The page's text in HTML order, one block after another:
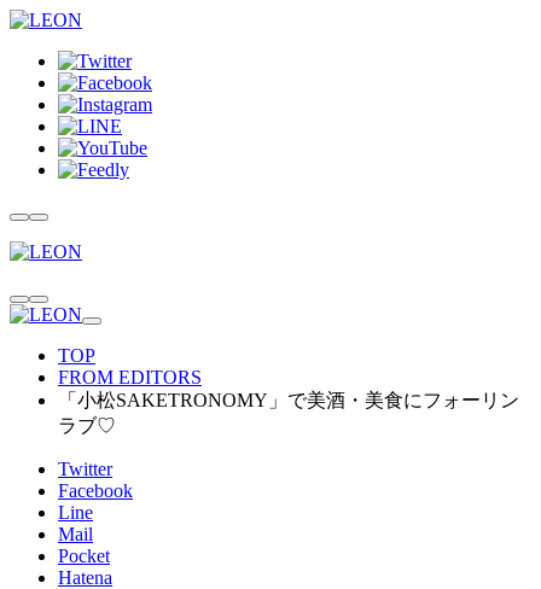
TOP
FROM EDITORS
「小松SAKETRONOMY」で美酒・美食にフォーリン
ラブ♡
Twitter
Facebook
Line
Mail
Pocket
Hatena